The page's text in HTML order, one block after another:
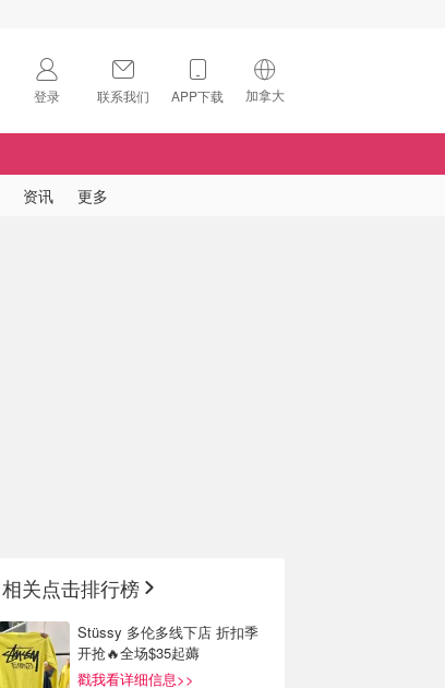
登录 联系我们 APP下载 加拿大
🇺🇸
资讯 更多
相关点击排行榜
Stüssy 多伦多线下店 折扣季
开抢🔥全场$35起薅
戳我看详细信息>>